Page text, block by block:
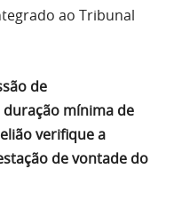
ao Tribunal
de
mínima de
verifique a
de vontade do